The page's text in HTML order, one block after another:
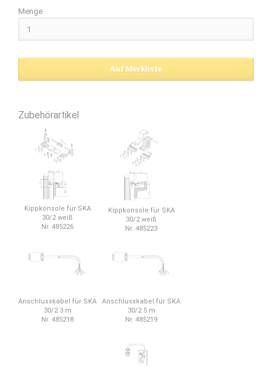
Menge
Zubehörartikel
Kippkonsole für SKA
30/2 weiß
Nr. 485226
Kippkonsole für SKA
30/2 weiß
Nr. 485223
Anschlusskabel für SKA
30/2 3 m
Nr. 485218
Anschlusskabel für SKA
30/2 5 m
Nr. 485219